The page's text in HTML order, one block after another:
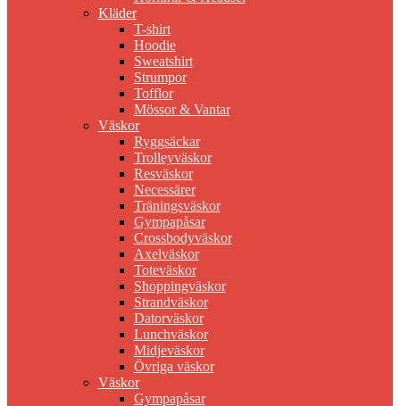
Kläder
T-shirt
Hoodie
Sweatshirt
Strumpor
Tofflor
Mössor & Vantar
Väskor
Ryggsäckar
Trolleyväskor
Resväskor
Necessärer
Träningsväskor
Gympapåsar
Crossbodyväskor
Axelväskor
Toteväskor
Shoppingväskor
Strandväskor
Datorväskor
Lunchväskor
Midjeväskor
Övriga väskor
Väskor
Gympapåsar